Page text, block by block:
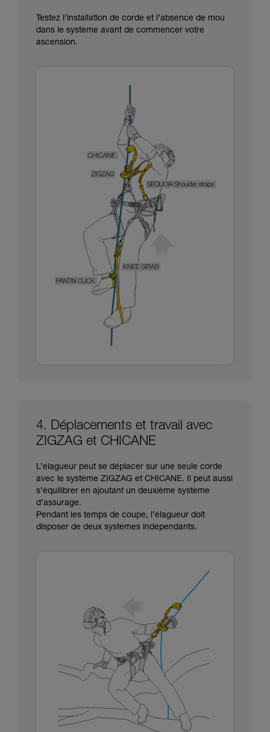
Testez l’installation de corde et l’absence de mou
dans le système avant de commencer votre
ascension.
4. Déplacements et travail avec
ZIGZAG et CHICANE
L’élagueur peut se déplacer sur une seule corde
avec le système ZIGZAG et CHICANE. Il peut aussi
s’équilibrer en ajoutant un deuxième système
d’assurage.
Pendant les temps de coupe, l’élagueur doit
disposer de deux systèmes indépendants.